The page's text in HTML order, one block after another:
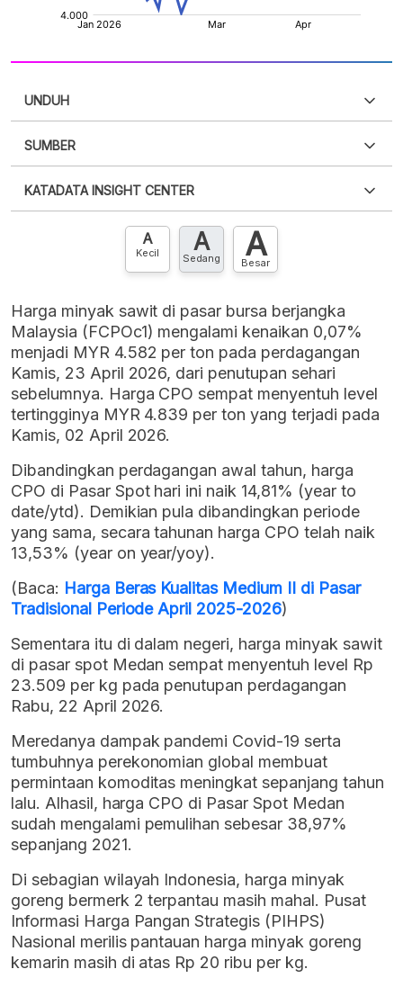
UNDUH
XLS
SUMBER
punya akun?Silakan Daftar sekarang
KATADATA INSIGHT CENTER
Hubungi sekarang »
A
Kecil A
Sedang A
Besar
Harga minyak sawit di pasar bursa berjangka
Malaysia (FCPOc1) mengalami kenaikan 0,07%
menjadi MYR 4.582 per ton pada perdagangan
Kamis, 23 April 2026, dari penutupan sehari
sebelumnya. Harga CPO sempat menyentuh level
tertingginya MYR 4.839 per ton yang terjadi pada
Kamis, 02 April 2026.
Dibandingkan perdagangan awal tahun, harga
CPO di Pasar Spot hari ini naik 14,81% (year to
date/ytd). Demikian pula dibandingkan periode
yang sama, secara tahunan harga CPO telah naik
13,53% (year on year/yoy).
(Baca: Harga Beras Kualitas Medium II di Pasar
Tradisional Periode April 2025-2026)
Sementara itu di dalam negeri, harga minyak sawit
di pasar spot Medan sempat menyentuh level Rp
23.509 per kg pada penutupan perdagangan
Rabu, 22 April 2026.
Meredanya dampak pandemi Covid-19 serta
tumbuhnya perekonomian global membuat
permintaan komoditas meningkat sepanjang tahun
lalu. Alhasil, harga CPO di Pasar Spot Medan
sudah mengalami pemulihan sebesar 38,97%
sepanjang 2021.
Di sebagian wilayah Indonesia, harga minyak
goreng bermerk 2 terpantau masih mahal. Pusat
Informasi Harga Pangan Strategis (PIHPS)
Nasional merilis pantauan harga minyak goreng
kemarin masih di atas Rp 20 ribu per kg.